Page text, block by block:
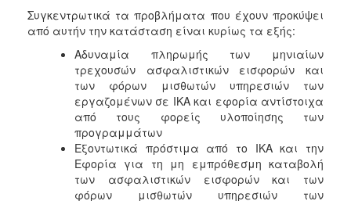
Συγκεντρωτικά τα προβλήματα που έχουν προκύψει
από αυτήν την κατάσταση είναι κυρίως τα εξής:
Αδυναμία πληρωμής των μηνιαίων
τρεχουσών ασφαλιστικών εισφορών και
των φόρων μισθωτών υπηρεσιών των
εργαζομένων σε ΙΚΑ και εφορία αντίστοιχα
από τους φορείς υλοποίησης των
προγραμμάτων
Εξοντωτικά πρόστιμα από το ΙΚΑ και την
Εφορία για τη μη εμπρόθεσμη καταβολή
των ασφαλιστικών εισφορών και των
φόρων μισθωτών υπηρεσιών των